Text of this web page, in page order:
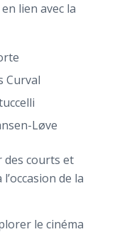
lien avec la
Curval
Løve
des courts et
de la
le cinéma